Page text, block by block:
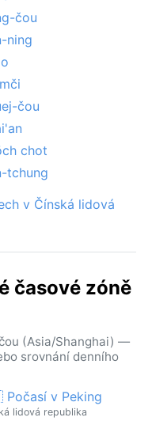
čou
ning
čou
chot
tchung
v Čínská lidová
časové zóně
(Asia/Shanghai) —
srovnání denního
v Peking
lidová republika